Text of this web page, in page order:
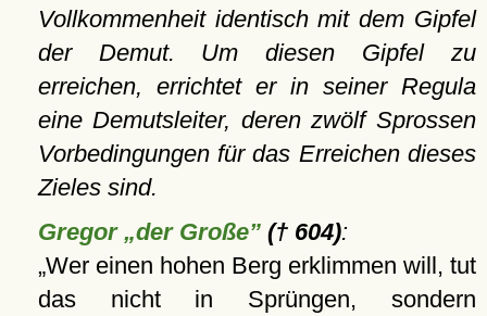
Vollkommenheit identisch mit dem Gipfel
der Demut. Um diesen Gipfel zu
erreichen, errichtet er in seiner Regula
eine Demutsleiter, deren zwölf Sprossen
Vorbedingungen für das Erreichen dieses
Zieles sind.
Gregor „der Große”(† 604):
Wer einen hohen Berg erklimmen will, tut
das nicht in Sprüngen, sondern